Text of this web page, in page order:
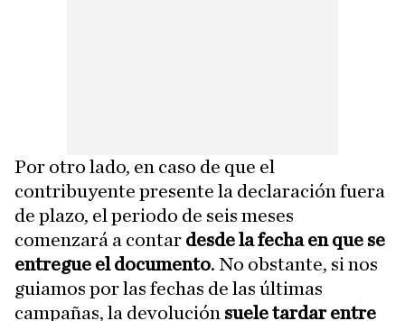
Por otro lado, en caso de que el
contribuyente presente la declaración fuera
de plazo, el periodo de seis meses
comenzará a contar desde la fecha en que se
entregue el documento. No obstante, si nos
guiamos por las fechas de las últimas
campañas, la devolución suele tardar entre